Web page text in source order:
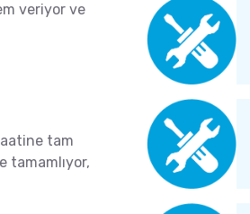
veriyor ve
tam
tamamlıyor,